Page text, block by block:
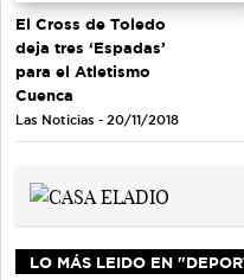
El Cross de Toledo
deja tres ‘Espadas’
para el Atletismo
Cuenca
Las Noticias - 20/11/2018
LO MÁS LEIDO EN